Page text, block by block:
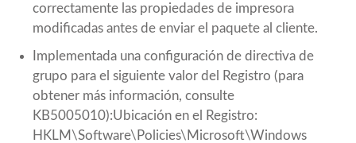
correctamente las propiedades de impresora
modificadas antes de enviar el paquete al cliente.
Implementada una configuración de directiva de
grupo para el siguiente valor del Registro (para
obtener más información, consulte
KB5005010):Ubicación en el Registro:
HKLM\Software\Policies\Microsoft\Windows